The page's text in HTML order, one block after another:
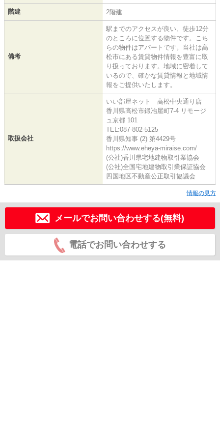
階建 2階建
備考
駅までのアクセスが良い、徒歩12分
のところに位置する物件です。こち
らの物件はアパートです。当社は高
松市にある賃貸物件情報を豊富に取
り扱っております。地域に密着して
いるので、確かな賃貸情報と地域情
報をご提供いたします。
取扱会社
いい部屋ネット 高松中央通り店
香川県高松市鍛冶屋町7-4 リモージ
ュ京都 101
TEL:087-802-5125
香川県知事 (2) 第4429号
https://www.eheya-miraise.com/
(公社)香川県宅地建物取引業協会
(公社)全国宅地建物取引業保証協会
四国地区不動産公正取引協議会
情報の見方
メールでお問い合わせする(無料)
電話でお問い合わせする